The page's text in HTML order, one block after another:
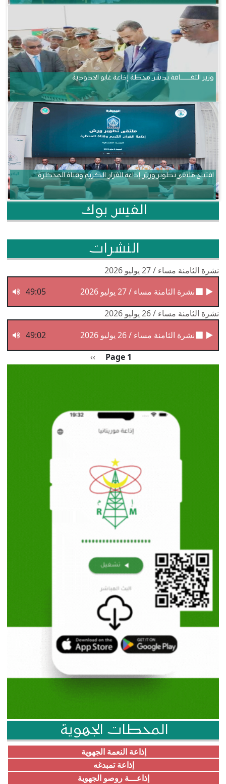
وزير الثقــــــــــافة يدشن محطة إذاعة غابو الحدودية
افتتاح ملتقى تطوير ورش إذاعة القرآن الكريم وقناة المحظرة
الفيس بوك
النشرات
نشرة الثامنة مساء / 27 يوليو 2026
نشرة الثامنة مساء / 27 يوليو 2026
49:05
نشرة الثامنة مساء / 26 يوليو 2026
نشرة الثامنة مساء / 26 يوليو 2026
49:02
Page 1 الصفحة التالية
››
المحطات الجهوية
إذاعة النعمة الجهوية
إذاعة تمبدغه
إذاعـــة روصو الجهوية